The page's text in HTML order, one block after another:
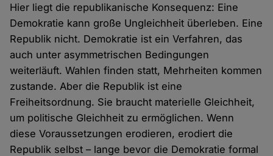
Hier liegt die republikanische Konsequenz: Eine
Demokratie kann große Ungleichheit überleben. Eine
Republik nicht. Demokratie ist ein Verfahren, das
auch unter asymmetrischen Bedingungen
weiterläuft. Wahlen finden statt, Mehrheiten kommen
zustande. Aber die Republik ist eine
Freiheitsordnung. Sie braucht materielle Gleichheit,
um politische Gleichheit zu ermöglichen. Wenn
diese Voraussetzungen erodieren, erodiert die
Republik selbst – lange bevor die Demokratie formal